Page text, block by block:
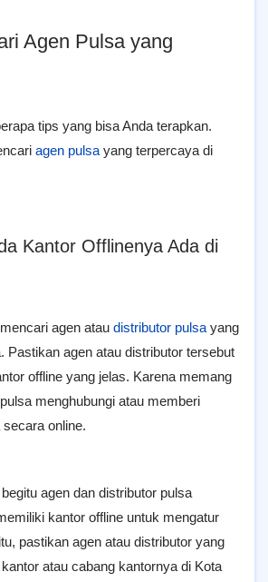
Agen Pulsa yang
tips yang bisa Anda terapkan.
agen pulsa yang terpercaya di
Kantor Offlinenya Ada di
agen atau distributor pulsa yang
Pastikan agen atau distributor tersebut
offline yang jelas. Karena memang
menghubungi atau memberi
online.
agen dan distributor pulsa
kantor offline untuk mengatur
pastikan agen atau distributor yang
atau cabang kantornya di Kota